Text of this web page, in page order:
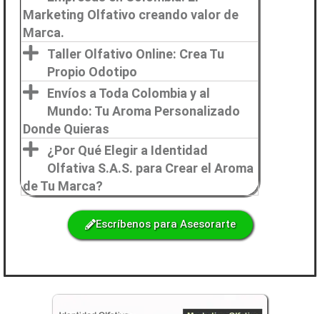
Marketing Olfativo creando valor de
Marca.
Taller Olfativo Online: Crea Tu
Propio Odotipo
Envíos a Toda Colombia y al
Mundo: Tu Aroma Personalizado
Donde Quieras
¿Por Qué Elegir a Identidad
Olfativa S.A.S. para Crear el Aroma
de Tu Marca?
Escríbenos para Asesorarte